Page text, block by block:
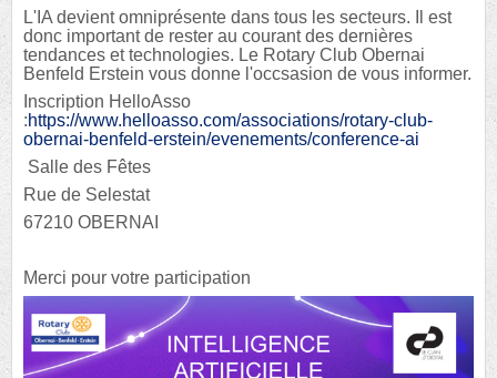
L'IA devient omniprésente dans tous les secteurs. Il est
donc important de rester au courant des dernières
tendances et technologies. Le Rotary Club Obernai
Benfeld Erstein vous donne l'occsasion de vous informer.
Inscription HelloAsso
:https://www.helloasso.com/associations/rotary-club-
obernai-benfeld-erstein/evenements/conference-ai
Salle des Fêtes
Rue de Selestat
67210 OBERNAI
Merci pour votre participation